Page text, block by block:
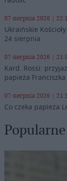
07 sierpnia 2026 |
Ukraińskie
24 sierpnia
07 sierpnia 2026 |
Kard. Rossi:
papieża Franciszka
07 sierpnia 2026 |
Co czeka papieża
Popularne